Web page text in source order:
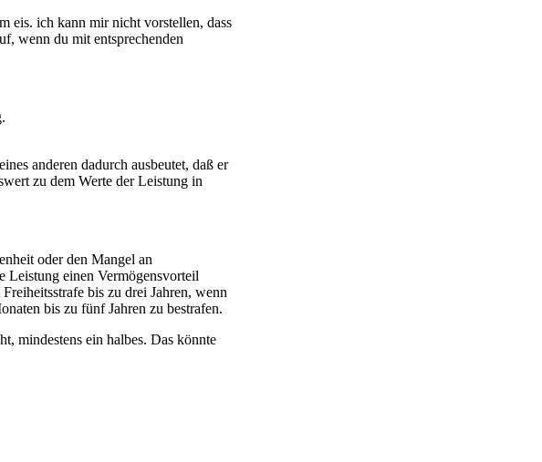
eis. ich kann mir nicht vorstellen, dass
wenn du mit entsprechenden
anderen dadurch ausbeutet, daß er
zu dem Werte der Leistung in
oder den Mangel an
Leistung einen Vermögensvorteil
bis zu drei Jahren, wenn
bis zu fünf Jahren zu bestrafen.
mindestens ein halbes. Das könnte